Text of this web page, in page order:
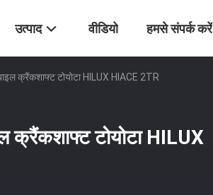
उत्पाद वीडियो हमसे संपर्क करें
क्रैंकशाफ्ट टोयोटा HILUX HIACE 2TR
क्रैंकशाफ्ट टोयोटा HILUX